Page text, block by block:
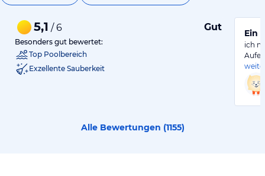
5,1 / 6 Gut
Besonders gut bewertet:
Top Poolbereich
Exzellente Sauberkeit
Ein
ich
Alle Bewertungen (1155)